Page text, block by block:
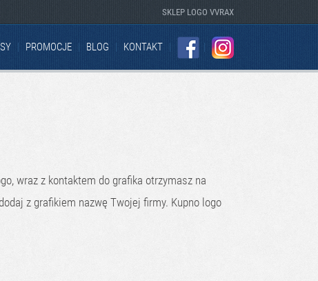
SKLEP LOGO VVRAX
PROMOCJE BLOG
KONTAKT
INSTAGRAM
wraz z kontaktem do grafika otrzymasz na
z grafikiem nazwę Twojej firmy. Kupno logo